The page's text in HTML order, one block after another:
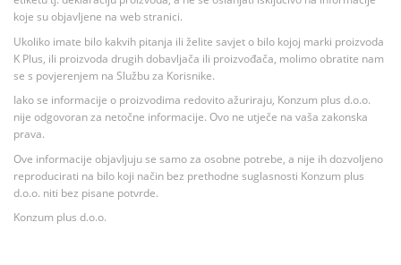
koje su objavljene na web stranici.
Ukoliko imate bilo kakvih pitanja ili želite savjet o bilo kojoj marki proizvoda
K Plus, ili proizvoda drugih dobavljača ili proizvođača, molimo obratite nam
se s povjerenjem na Službu za Korisnike.
Iako se informacije o proizvodima redovito ažuriraju, Konzum plus d.o.o.
nije odgovoran za netočne informacije. Ovo ne utječe na vaša zakonska
prava.
Ove informacije objavljuju se samo za osobne potrebe, a nije ih dozvoljeno
reproducirati na bilo koji način bez prethodne suglasnosti Konzum plus
d.o.o. niti bez pisane potvrde.
Konzum plus d.o.o.